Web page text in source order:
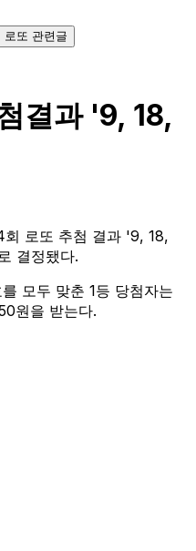
로또 관련글
결과'9, 18,
로또 추첨 결과 '9, 18,
결정됐다.
모두 맞춘 1등 당첨자는
원을 받는다.